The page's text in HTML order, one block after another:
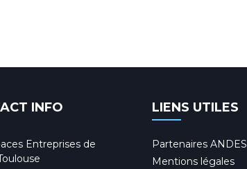
INFO
Entreprises de
LIENS UTILES
Partenaires ANDES
Mentions légales